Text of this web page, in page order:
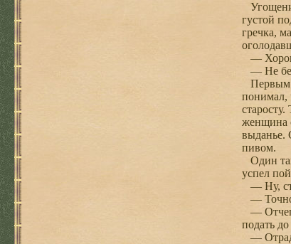
густой
гречка,
—
— Не
Первым
понимал,
женщина
выданье.
пивом.
Один
успел
— Ну,
— Точно
—
подать
—